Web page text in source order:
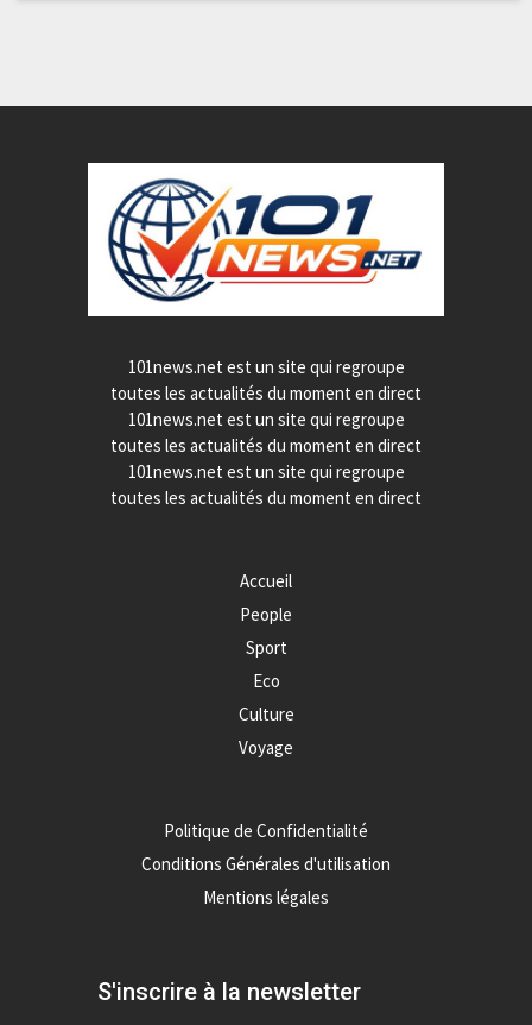
101news.net est un site qui regroupe
toutes les actualités du moment en direct
101news.net est un site qui regroupe
toutes les actualités du moment en direct
101news.net est un site qui regroupe
toutes les actualités du moment en direct
Accueil
People
Sport
Eco
Culture
Voyage
Politique de Confidentialité
Conditions Générales d'utilisation
Mentions légales
S'inscrire à la newsletter